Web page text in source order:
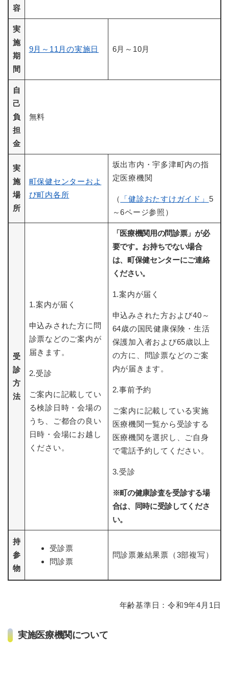
容
実
施
期
間
9月～11月の実施日 6月～10月
自
己
負
担
金
無料
実
施
場
所
町保健センターおよ
び町内各所
坂出市内・宇多津町内の指
定医療機関
（ 「健診おたすけガイド」 5
～6ページ参照）
受
診
方
法
1.案内が届く
申込みされた方に問
診票などのご案内が
届きます。
2.受診
ご案内に記載してい
る検診日時・会場の
うち、ご都合の良い
日時・会場にお越し
ください。
「医療機関用の問診票」が必
要です。お持ちでない場合
は、町保健センターにご連絡
ください。
1.案内が届く
申込みされた方および40～
64歳の国民健康保険・生活
保護加入者および65歳以上
の方に、問診票などのご案
内が届きます。
2.事前予約
ご案内に記載している実施
医療機関一覧から受診する
医療機関を選択し、ご自身
で電話予約してください。
3.受診
※町の健康診査を受診する場
合は、同時に受診してくださ
い。
持
参
物
受診票
問診票
問診票兼結果票（3部複写）
年齢基準日：令和9年4月1日
実施医療機関について